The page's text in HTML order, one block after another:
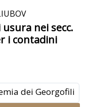
nei secc.
i contadini
dei Georgofili